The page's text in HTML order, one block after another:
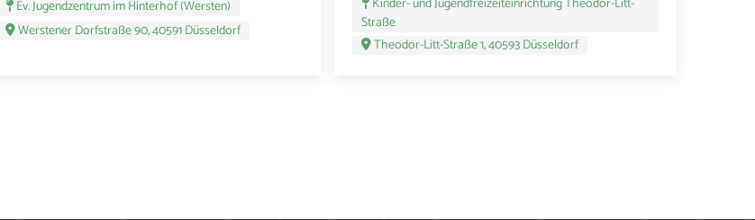
Ev. Jugendzentrum im Hinterhof (Wersten)
Werstener Dorfstraße 90, 40591 Düsseldorf
Straße
Theodor-Litt-Straße 1, 40593 Düsseldorf